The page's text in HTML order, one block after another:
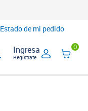
Estado de mi pedido
Ingresa
Regístrate
0